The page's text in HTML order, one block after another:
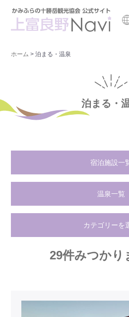
ホーム >泊まる・温泉
泊まる・
宿泊施設一
温泉一覧
カテゴリーを
29件みつかり